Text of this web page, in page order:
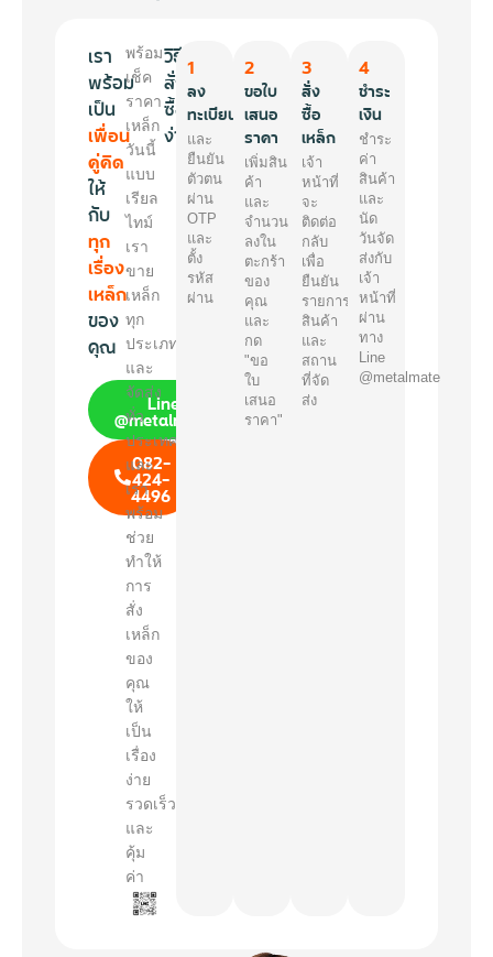
เรา
พร้อม
เป็น
เพื่อน
คู่คิด
ให้
กับ
ทุก
เรื่อง
เหล็ก
ของ
คุณ
Line
@metalmate
082-
424-
4496
พร้อม
เช็ค
ราคา
เหล็ก
วันนี้
แบบ
เรียล
ไทม์
เรา
ขาย
เหล็ก
ทุก
ประเภท
และ
จัดส่ง
ทั่ว
ประเทศ
และ
เรา
พร้อม
ช่วย
ทำให้
การ
สั่ง
เหล็ก
ของ
คุณ
ให้
เป็น
เรื่อง
ง่าย
รวดเร็ว
และ
คุ้ม
ค่า
วิธี
สั่ง
ซื้อ
ง่ายๆ
1
ลง
ทะเบียน
และ
ยืนยัน
ตัวตน
ผ่าน
OTP
และ
ตั้ง
รหัส
ผ่าน
2
ขอใบ
เสนอ
ราคา
เพิ่มสิน
ค้า
และ
จำนวน
ลงใน
ตะกร้า
ของ
คุณ
และ
กด
"ขอ
ใบ
เสนอ
ราคา"
3
สั่ง
ซื้อ
เหล็ก
เจ้า
หน้าที่
จะ
ติดต่อ
กลับ
เพื่อ
ยืนยัน
รายการ
สินค้า
และ
สถาน
ที่จัด
ส่ง
4
ชำระ
เงิน
ชำระ
ค่า
สินค้า
และ
นัด
วันจัด
ส่งกับ
เจ้า
หน้าที่
ผ่าน
ทาง
Line
@metalmate